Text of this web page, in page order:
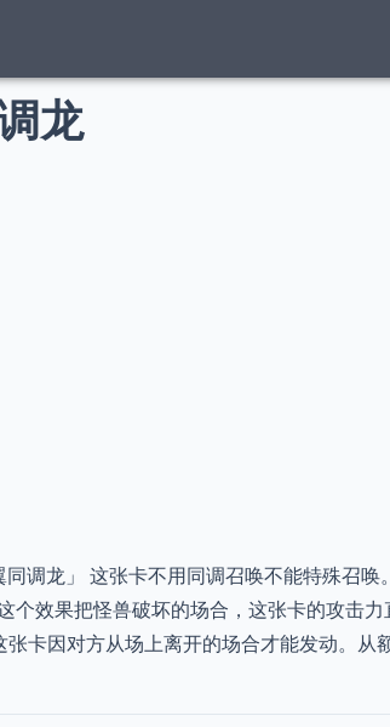
龙
调龙」 这张卡不用同调召唤不能特殊召
个效果把怪兽破坏的场合，这张卡的攻击
卡因对方从场上离开的场合才能发动。从